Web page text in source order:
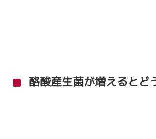
酪酸産生菌が増えるとど